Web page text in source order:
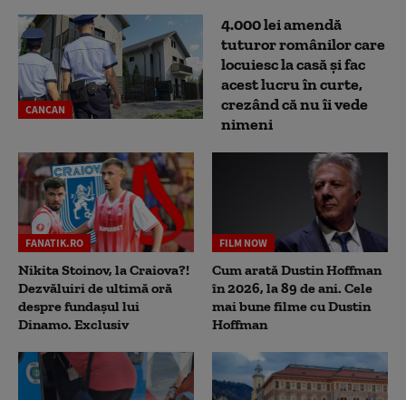
CANCAN
4.000 lei amendă
tuturor românilor care
locuiesc la casă și fac
acest lucru în curte,
crezând că nu îi vede
nimeni
FANATIK.RO
Nikita Stoinov, la Craiova?!
Dezvăluiri de ultimă oră
despre fundașul lui
Dinamo. Exclusiv
FILM NOW
Cum arată Dustin Hoffman
în 2026, la 89 de ani. Cele
mai bune filme cu Dustin
Hoffman